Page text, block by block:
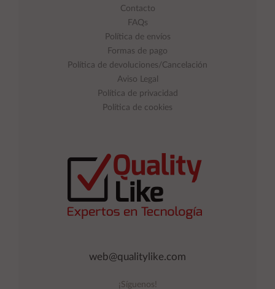
web@qualitylike.com
¡Síguenos!
Contacto
FAQs
Política de envíos
Formas de pago
Política de devoluciones/Cancelación
Aviso Legal
Política de privacidad
Política de cookies